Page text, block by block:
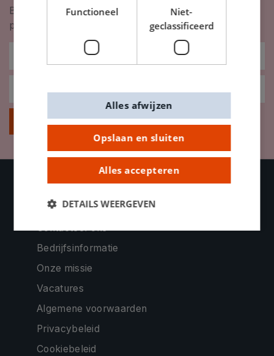
Blijf op de hoogte van nieuwigheden, inspiratie,
promoties en meer!
Inschrijven
OVER DE BANIER
Contacteer ons
Bedrijfsinformatie
Onze missie
Vacatures
Algemene voorwaarden
Privacybeleid
Cookiebeleid
Functioneel
Niet-
geclassificeerd
Opslaan en sluiten
Alles accepteren
Alles afwijzen
DETAILS WEERGEVEN